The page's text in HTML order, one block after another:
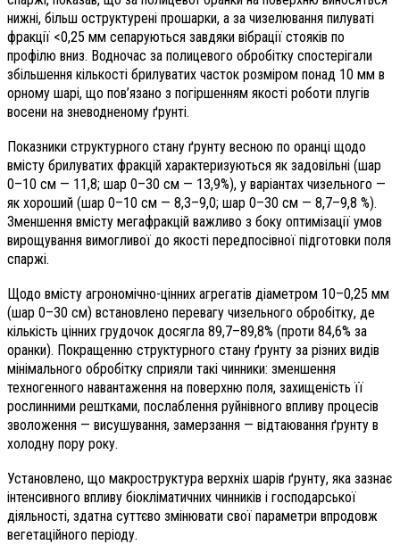
нижні, більш оструктурені прошарки, а за чизелювання пилуваті
фракції <0,25 мм сепаруються завдяки вібрації стояків по
профілю вниз. Водночас за полицевого обробітку спостерігали
збільшення кількості брилуватих часток розміром понад 10 мм в
орному шарі, що пов’язано з погіршенням якості роботи плугів
восени на зневодненому ґрунті.
Показники структурного стану ґрунту весною по оранці щодо
вмісту брилуватих фракцій характеризуються як задовільні (шар
0–10 см — 11,8; шар 0–30 см — 13,9%), у варіантах чизельного —
як хороший (шар 0–10 см — 8,3–9,0; шар 0–30 см — 8,7–9,8 %).
Зменшення вмісту мегафракцій важливо з боку оптимізації умов
вирощування вимогливої до якості передпосівної підготовки поля
спаржі.
Щодо вмісту агрономічно-цінних агрегатів діаметром 10–0,25 мм
(шар 0–30 см) встановлено перевагу чизельного обробітку, де
кількість цінних грудочок досягла 89,7–89,8% (проти 84,6% за
оранки). Покращенню структурного стану ґрунту за різних видів
мінімального обробітку сприяли такі чинники: зменшення
техногенного навантаження на поверхню поля, захищеність її
рослинними рештками, послаблення руйнівного впливу процесів
зволоження — висушування, замерзання — відтаювання ґрунту в
холодну пору року.
Установлено, що макроструктура верхніх шарів ґрунту, яка зазнає
інтенсивного впливу біокліматичних чинників і господарської
діяльності, здатна суттєво змінювати свої параметри впродовж
вегетаційного періоду.